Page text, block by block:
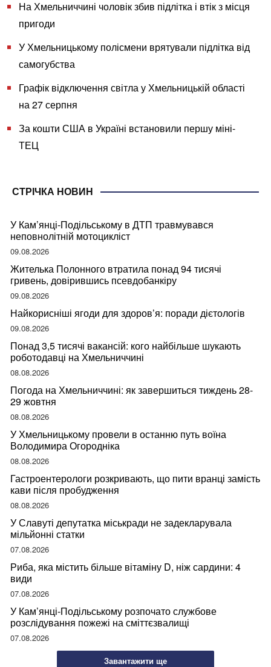
На Хмельниччині чоловік збив підлітка і втік з місця
пригоди
У Хмельницькому полісмени врятували підлітка від
самогубства
Графік відключення світла у Хмельницькій області
на 27 серпня
За кошти США в Україні встановили першу міні-
ТЕЦ
СТРІЧКА НОВИН
У Кам’янці-Подільському в ДТП травмувався
неповнолітній мотоцикліст
09.08.2026
Жителька Полонного втратила понад 94 тисячі
гривень, довірившись псевдобанкіру
09.08.2026
Найкорисніші ягоди для здоров’я: поради дієтологів
09.08.2026
Понад 3,5 тисячі вакансій: кого найбільше шукають
роботодавці на Хмельниччині
08.08.2026
Погода на Хмельниччині: як завершиться тиждень 28-
29 жовтня
08.08.2026
У Хмельницькому провели в останню путь воїна
Володимира Огородніка
08.08.2026
Гастроентерологи розкривають, що пити вранці замість
кави після пробудження
08.08.2026
У Славуті депутатка міськради не задекларувала
мільйонні статки
07.08.2026
Риба, яка містить більше вітаміну D, ніж сардини: 4
види
07.08.2026
У Кам’янці-Подільському розпочато службове
розслідування пожежі на сміттєзвалищі
07.08.2026
Завантажити ще